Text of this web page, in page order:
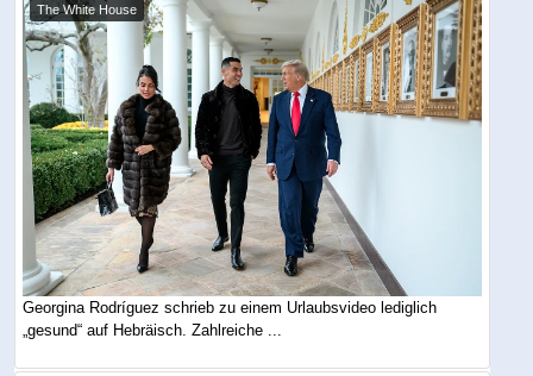
The White House
Georgina Rodríguez schrieb zu einem Urlaubsvideo lediglich
„gesund“ auf Hebräisch. Zahlreiche ...